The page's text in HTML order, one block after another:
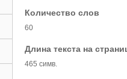
Количество слов
60
Длина текста на
465 симв.